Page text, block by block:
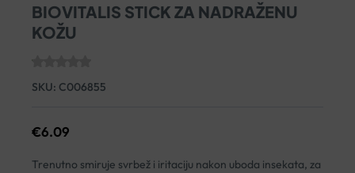
BIOVITALIS STICK ZA NADRAŽENU
KOŽU
SKU: C006855
€6.09
Trenutno smiruje svrbež i iritaciju nakon uboda insekata, za